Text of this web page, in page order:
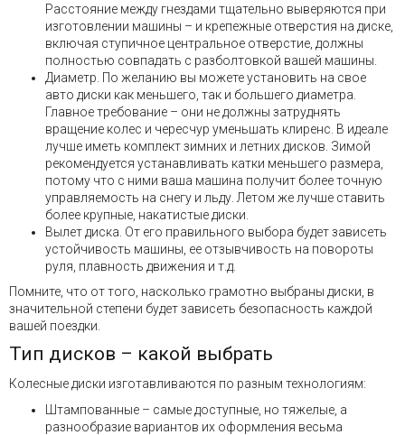
Расстояние между гнездами тщательно выверяются при
изготовлении машины – и крепежные отверстия на диске,
включая ступичное центральное отверстие, должны
полностью совпадать с разболтовкой вашей машины.
Диаметр. По желанию вы можете установить на свое
авто диски как меньшего, так и большего диаметра.
Главное требование – они не должны затруднять
вращение колес и чересчур уменьшать клиренс. В идеале
лучше иметь комплект зимних и летних дисков. Зимой
рекомендуется устанавливать катки меньшего размера,
потому что с ними ваша машина получит более точную
управляемость на снегу и льду. Летом же лучше ставить
более крупные, накатистые диски.
Вылет диска. От его правильного выбора будет зависеть
устойчивость машины, ее отзывчивость на повороты
руля, плавность движения и т.д.
Помните, что от того, насколько грамотно выбраны диски, в
значительной степени будет зависеть безопасность каждой
вашей поездки.
Тип дисков – какой выбрать
Колесные диски изготавливаются по разным технологиям:
Штампованные – самые доступные, но тяжелые, а
разнообразие вариантов их оформления весьма